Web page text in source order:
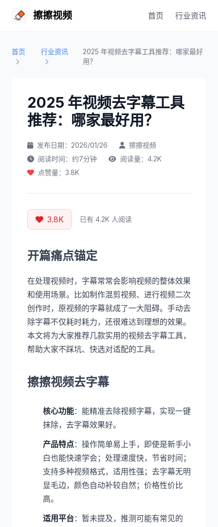
擦擦视频 首页 行业资讯
首页 行业资讯
2025 年视频去字幕工具推荐：哪家最好
用？
2025 年视频去字幕工具
推荐：哪家最好用？
发布日期：2026/01/26
擦擦视频
阅读时间：约7分钟
阅读量：4.2K
点赞量：3.8K
3.8K 已有 4.2K 人阅读
开篇痛点锚定
在处理视频时，字幕常常会影响视频的整体效果
和使用场景。比如制作混剪视频、进行视频二次
创作时，原视频的字幕就成了一大阻碍。手动去
除字幕不仅耗时耗力，还很难达到理想的效果。
本文将为大家推荐几款实用的视频去字幕工具，
帮助大家不踩坑、快选对适配的工具。
擦擦视频去字幕
核心功能：能精准去除视频字幕，实现一键
抹除，去字幕效果好。
产品特点：操作简单易上手，即使是新手小
白也能快速学会；处理速度快，节省时间；
支持多种视频格式，适用性强；去字幕无明
显毛边，颜色自动补较自然；价格性价比
高。
适用平台：暂未提及，推测可能有常见的